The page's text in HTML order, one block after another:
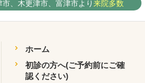
市、木更津市、富津市より来院多数
ホーム
初診の方へ(ご予約前にご確
認ください)